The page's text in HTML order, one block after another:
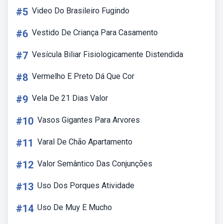
#5 Video Do Brasileiro Fugindo
#6 Vestido De Criança Para Casamento
#7 Vesícula Biliar Fisiologicamente Distendida
#8 Vermelho E Preto Dá Que Cor
#9 Vela De 21 Dias Valor
#10 Vasos Gigantes Para Arvores
#11 Varal De Chão Apartamento
#12 Valor Semântico Das Conjunções
#13 Uso Dos Porques Atividade
#14 Uso De Muy E Mucho